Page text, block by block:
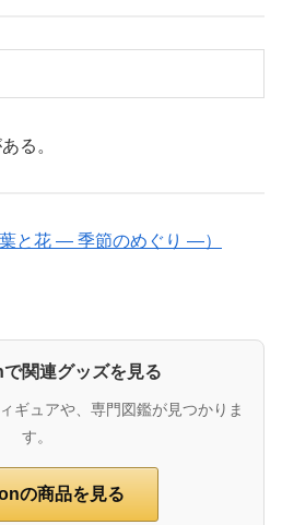
る。
と花 ― 季節のめぐり ―）
関連グッズを見る
ギュアや、専門図鑑が見つかりま
す。
の商品を見る